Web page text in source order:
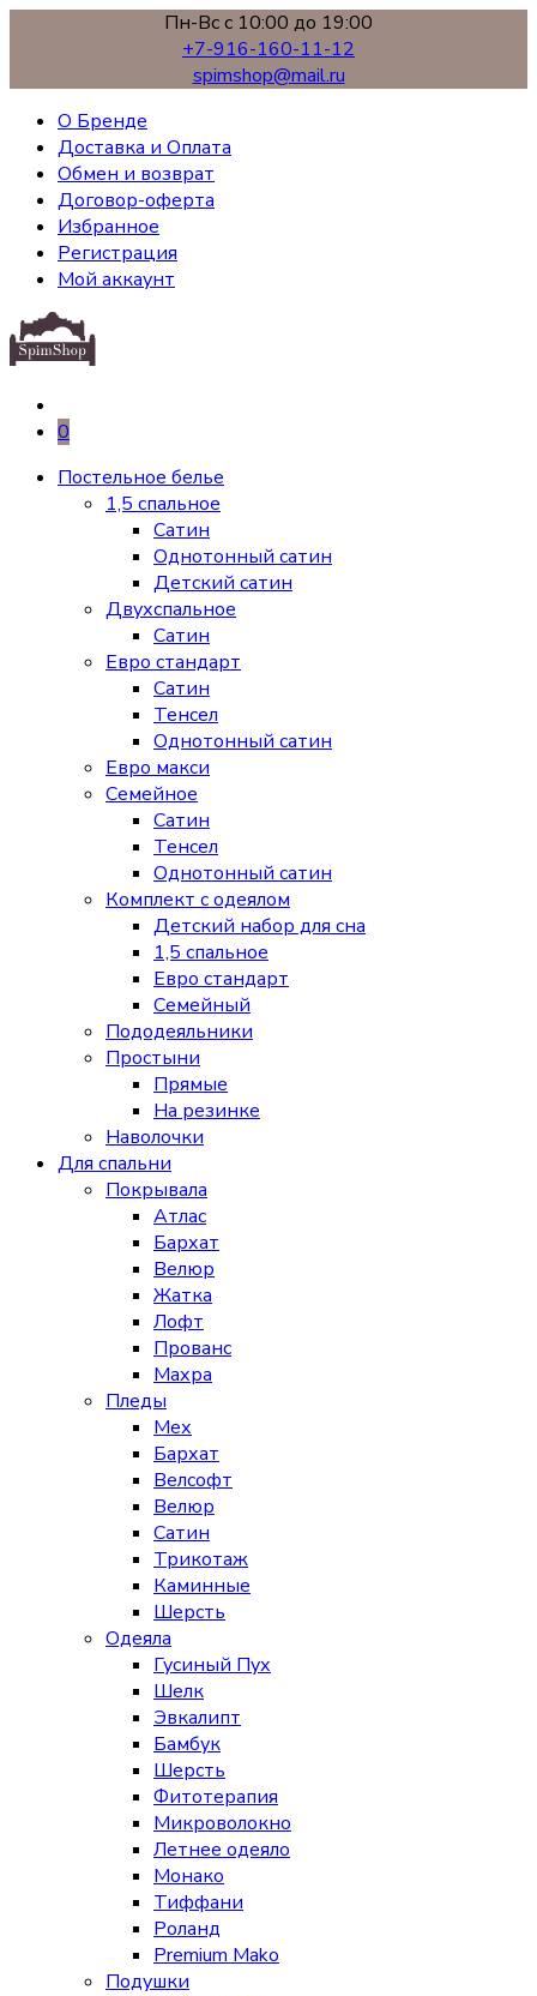
Пн-Вс с 10:00 до 19:00
+7-916-160-11-12
spimshop@mail.ru
О Бренде
Доставка и Оплата
Обмен и возврат
Договор-оферта
Избранное
Регистрация
Мой аккаунт
0
Постельное белье
1,5 спальное
Сатин
Однотонный сатин
Детский сатин
Двухспальное
Сатин
Евро стандарт
Сатин
Тенсел
Однотонный сатин
Евро макси
Семейное
Сатин
Тенсел
Однотонный сатин
Комплект с одеялом
Детский набор для сна
1,5 спальное
Евро стандарт
Семейный
Пододеяльники
Простыни
Прямые
На резинке
Наволочки
Для спальни
Покрывала
Атлас
Бархат
Велюр
Жатка
Лофт
Прованс
Махра
Пледы
Мех
Бархат
Велсофт
Велюр
Сатин
Трикотаж
Каминные
Шерсть
Одеяла
Гусиный Пух
Шелк
Эвкалипт
Бамбук
Шерсть
Фитотерапия
Микроволокно
Летнее одеяло
Монако
Тиффани
Роланд
Premium Mako
Подушки